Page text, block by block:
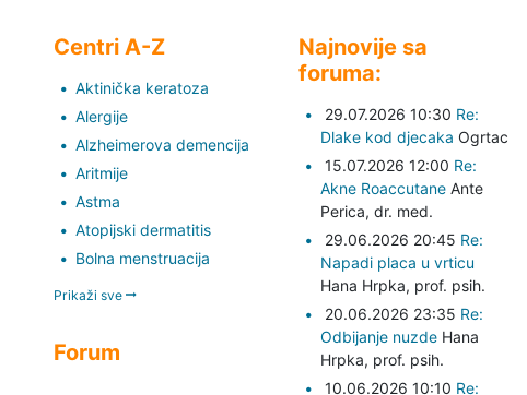
Centri A-Z
Aktinička keratoza
Alergije
Alzheimerova demencija
Aritmije
Astma
Atopijski dermatitis
Bolna menstruacija
Prikaži sve
Forum
Najnovije sa
foruma:
29.07.2026 10:30 Re:
Dlake kod djecaka Ogrtac
15.07.2026 12:00 Re:
Akne Roaccutane Ante
Perica, dr. med.
29.06.2026 20:45 Re:
Napadi placa u vrticu
Hana Hrpka, prof. psih.
20.06.2026 23:35 Re:
Odbijanje nuzde Hana
Hrpka, prof. psih.
10.06.2026 10:10 Re: